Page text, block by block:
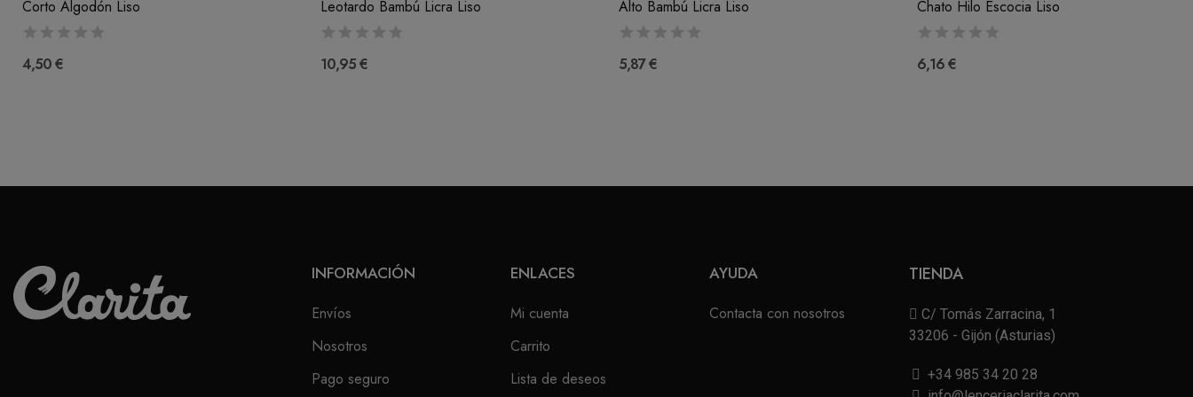
Corto Algodón Liso
4,50 €
Leotardo Bambú Licra Liso
10,95 €
Alto Bambú Licra Liso
5,87 €
Chato Hilo Escocia Liso
6,16 €
INFORMACIÓN
Envíos
Nosotros
Pago seguro
ENLACES
Mi cuenta
Carrito
Lista de deseos
AYUDA
Contacta con nosotros
TIENDA
C/ Tomás Zarracina, 1
33206 - Gijón (Asturias)
+34 985 34 20 28